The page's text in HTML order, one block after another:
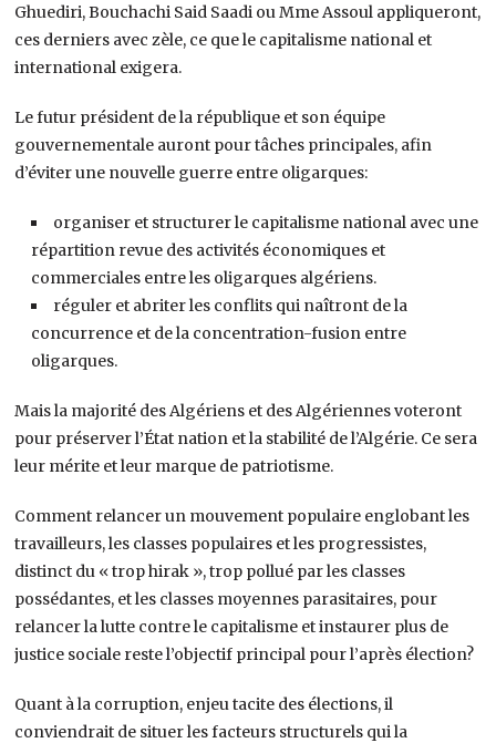
Ghuediri, Bouchachi Said Saadi ou Mme Assoul appliqueront,
ces derniers avec zèle, ce que le capitalisme national et
international exigera.
Le futur président de la république et son équipe
gouvernementale auront pour tâches principales, afin
d’éviter une nouvelle guerre entre oligarques:
organiser et structurer le capitalisme national avec une
répartition revue des activités économiques et
commerciales entre les oligarques algériens.
réguler et abriter les conflits qui naîtront de la
concurrence et de la concentration-fusion entre
oligarques.
Mais la majorité des Algériens et des Algériennes voteront
pour préserver l’État nation et la stabilité de l’Algérie. Ce sera
leur mérite et leur marque de patriotisme.
Comment relancer un mouvement populaire englobant les
travailleurs, les classes populaires et les progressistes,
distinct du « trop hirak », trop pollué par les classes
possédantes, et les classes moyennes parasitaires, pour
relancer la lutte contre le capitalisme et instaurer plus de
justice sociale reste l’objectif principal pour l’après élection?
Quant à la corruption, enjeu tacite des élections, il
conviendrait de situer les facteurs structurels qui la